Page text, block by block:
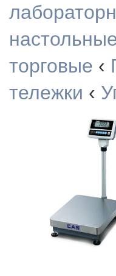
торговые ‹
тележки ‹